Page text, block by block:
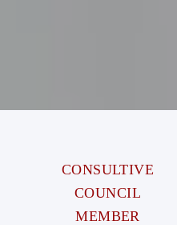
CONSULTIVE
COUNCIL
MEMBER